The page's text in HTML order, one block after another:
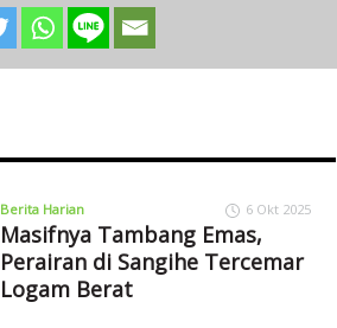
Berita Harian 6 Okt 2025
Masifnya Tambang Emas,
Perairan di Sangihe Tercemar
Logam Berat